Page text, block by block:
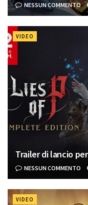
NESSUN COMMENTO
VIDEO
Trailer di lancio
NESSUN COMMENTO
VIDEO